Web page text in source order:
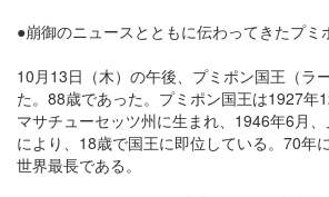
●崩御のニュースとともに伝わってきたプミ
10月13日（木）の午後、プミポン国王（ラ
た。88歳であった。プミポン国王は1927年
マサチューセッツ州に生まれ、1946年6月
により、18歳で国王に即位している。70年
世界最長である。